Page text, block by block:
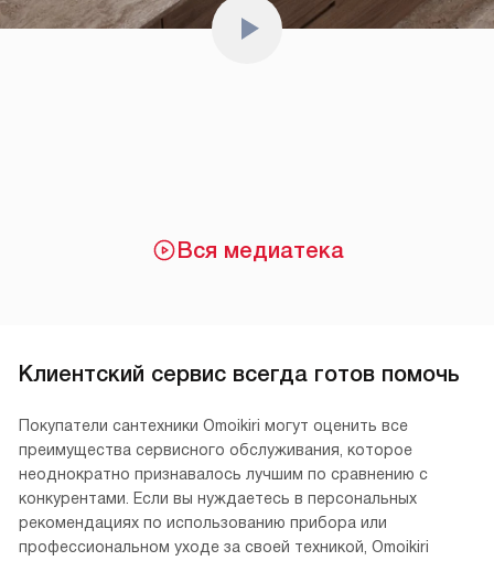
Вся медиатека
Клиентский сервис всегда готов помочь
Покупатели сантехники Omoikiri могут оценить все
преимущества сервисного обслуживания, которое
неоднократно признавалось лучшим по сравнению с
конкурентами. Если вы нуждаетесь в персональных
рекомендациях по использованию прибора или
профессиональном уходе за своей техникой, Omoikiri